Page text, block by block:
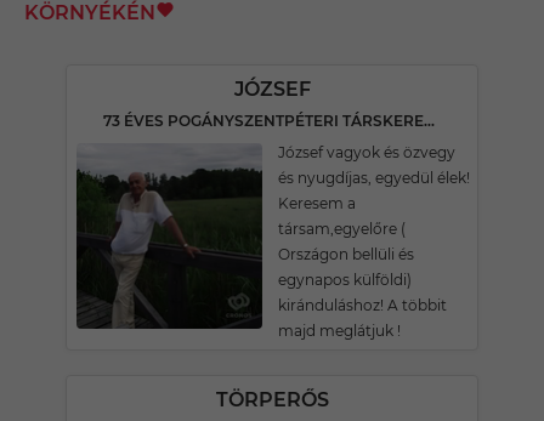
KÖRNYÉKÉN
JÓZSEF
73 ÉVES POGÁNYSZENTPÉTERI TÁRSKERESŐ
József vagyok és özvegy
és nyugdíjas, egyedül élek!
Keresem a
társam,egyelőre (
Országon bellüli és
egynapos külföldi)
kiránduláshoz! A többit
majd meglátjuk !
TÖRPERŐS